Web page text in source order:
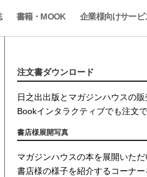
書籍・MOOK 企業様向けサービ
注文書ダウンロード
日之出出版とマガジンハウスの
Bookインタラクティブでも注文で
書店様展開写真
マガジンハウスの本を展開いただ
書店様の様子を紹介するコーナー